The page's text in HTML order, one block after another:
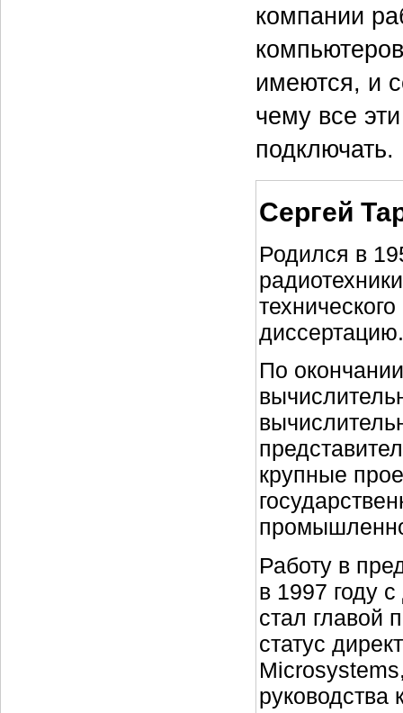
компании
имеются, и
чему все
подключать.
Сергей
Родился в
диссертацию.
По
крупные
Работу в
в 1997 году
стал главой
статус